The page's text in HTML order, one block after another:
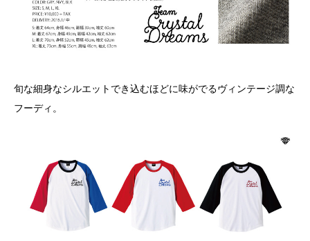
旬な細身なシルエットでき込むほどに味がでるヴィンテージ調な
フーディ。